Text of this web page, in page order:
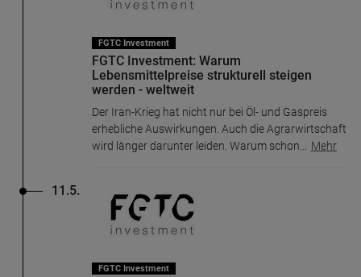
FGTC Investment
FGTC Investment: Warum
Lebensmittelpreise strukturell steigen
werden - weltweit
Der Iran-Krieg hat nicht nur bei Öl- und Gaspreis
erhebliche Auswirkungen. Auch die Agrarwirtschaft
wird länger darunter leiden. Warum schon
Mehr
11.5.
FGTC Investment